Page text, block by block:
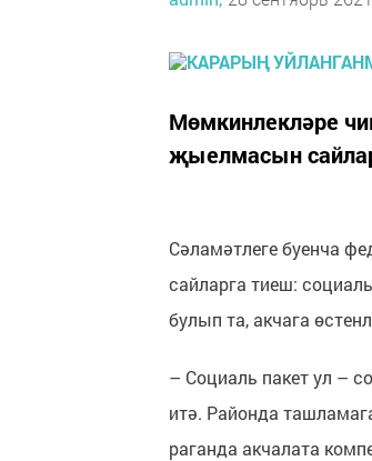
Мөмкинлекләре
җыелмасын
Сәламәтлеге буенча
сайларга тиеш:
булып та, акчага
– Социаль пакет ул –
итә. Район­да
раганда акчалата